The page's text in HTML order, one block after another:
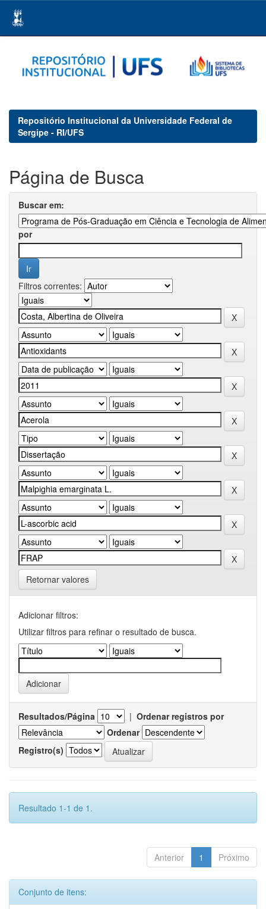
navigation
Repositório Institucional da Universidade Federal de
Sergipe - RI/UFS
Página de Busca
Buscar em:
por
Filtros correntes:
Retornar valores
Adicionar filtros:
Utilizar filtros para refinar o resultado de busca.
Resultados/Página | Ordenar registros por
Ordenar
Registro(s)
Resultado 1-1 de 1.
Anterior 1 Próximo
Conjunto de itens: